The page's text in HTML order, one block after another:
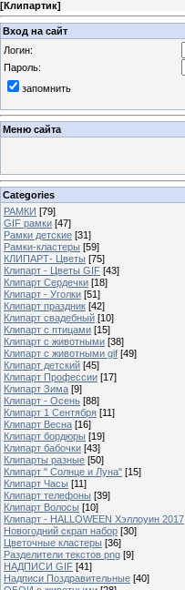
[Клипартик]
Вход на сайт
Логин:
Пароль:
запомнить
Меню сайта
Categories
РАМКИ [79]
GIF рамки [47]
Рамки детские [31]
Рамки-кластеры [59]
КЛИПАРТ- Цветы [75]
Клипарт - Цветы GIF [43]
Клипарт Сердечки [18]
Клипарт - Уголки [51]
Клипарт праздник [42]
Клипарт свадебный [10]
Клипарт с птицами [15]
Клипарт с животными [38]
Клипарт с животными gif [49]
Клипарт детский [45]
Клипарт Профессии [17]
Клипарт Зима [9]
Клипарт - Осень [88]
Клипарт 1 Сентября [11]
Клипарт Весна [16]
Клипарт бордюры [19]
Клипарт бабочки [43]
Клипарты разные [50]
Клипарт " Солнце и Луна" [15]
Клипарт Часы [11]
Клипарт телефоны [39]
Клипарт Волосы [10]
Клипарт - HALLOWEEN Хэллоуин 2017
Новогодний скрап набор [30]
Цветочные кластеры [36]
Разделители текстов png [9]
НАДПИСИ GIF [41]
Надписи Поздравительные [40]